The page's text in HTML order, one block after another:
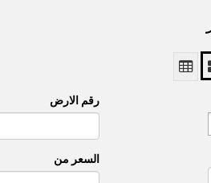
رقم الارض
السعر من